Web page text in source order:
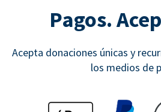
Pagos.
Acepta donaciones únicas y
los medios de